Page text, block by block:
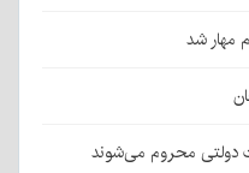
محروم می‌شوند